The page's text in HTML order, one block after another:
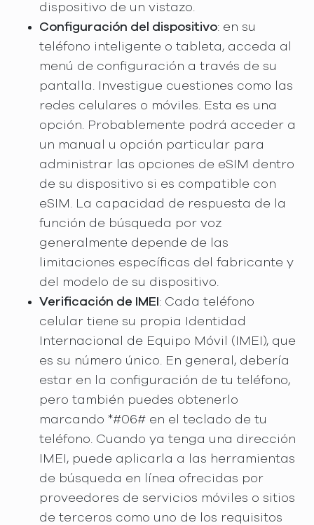
dispositivo de un vistazo.
Configuración del dispositivo: en su
teléfono inteligente o tableta, acceda al
menú de configuración a través de su
pantalla. Investigue cuestiones como las
redes celulares o móviles. Esta es una
opción. Probablemente podrá acceder a
un manual u opción particular para
administrar las opciones de eSIM dentro
de su dispositivo si es compatible con
eSIM. La capacidad de respuesta de la
función de búsqueda por voz
generalmente depende de las
limitaciones específicas del fabricante y
del modelo de su dispositivo.
Verificación de IMEI : Cada teléfono
celular tiene su propia Identidad
Internacional de Equipo Móvil (IMEI), que
es su número único. En general, debería
estar en la configuración de tu teléfono,
pero también puedes obtenerlo
marcando *#06# en el teclado de tu
teléfono. Cuando ya tenga una dirección
IMEI, puede aplicarla a las herramientas
de búsqueda en línea ofrecidas por
proveedores de servicios móviles o sitios
de terceros como uno de los requisitos